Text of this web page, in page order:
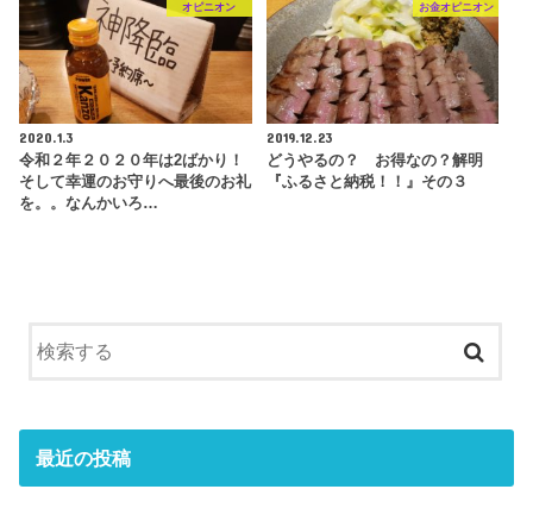
オピニオン
2020.1.3
令和２年２０２０年は2ばかり！
そして幸運のお守りへ最後のお礼
を。。なんかいろ…
お金オピニオン
2019.12.23
どうやるの？ お得なの？解明
『ふるさと納税！！』その３
最近の投稿